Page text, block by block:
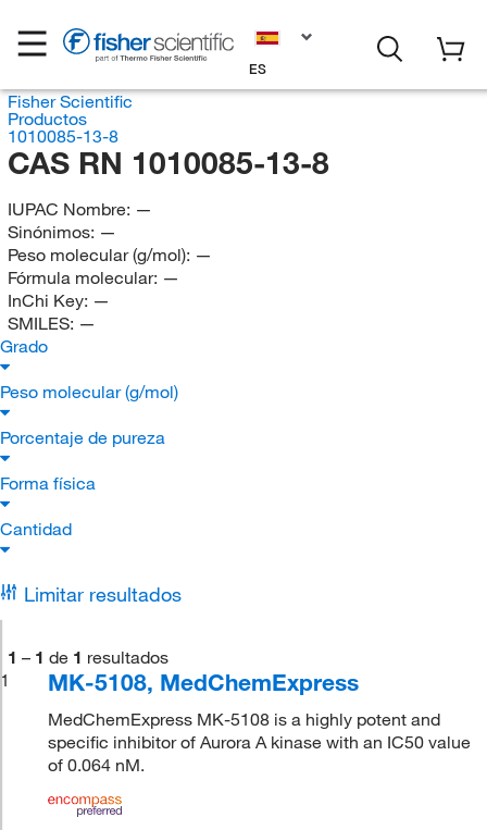
ES
Fisher Scientific
Productos
1010085-13-8
CAS RN 1010085-13-8
IUPAC Nombre: —
Sinónimos: —
Peso molecular (g/mol): —
Fórmula molecular: —
InChi Key: —
SMILES: —
Grado
Peso molecular (g/mol)
Porcentaje de pureza
Forma física
Cantidad
Limitar resultados
1 – 1 de 1 resultados
1
MK-5108, MedChemExpress
MedChemExpress MK-5108 is a highly potent and
specific inhibitor of Aurora A kinase with an IC50 value
of 0.064 nM.